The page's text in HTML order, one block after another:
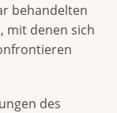
behandelten
mit denen sich
des